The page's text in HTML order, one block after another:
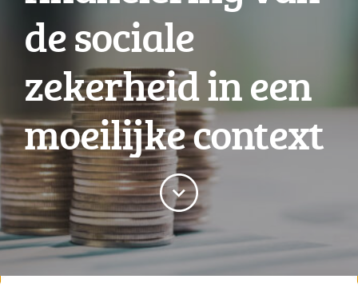
de sociale
zekerheid in een
moeilijke context